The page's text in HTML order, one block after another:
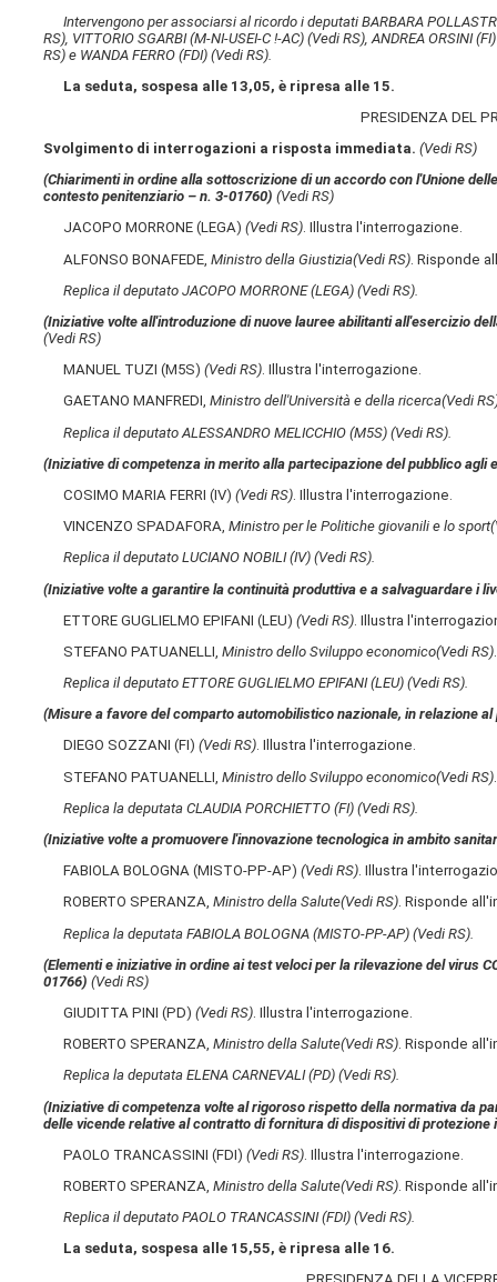
Intervengono per associarsi al ricordo i deputati BARBARA
RS) , VITTORIO SGARBI (M-NI-USEI-C !-AC)(Vedi RS) , ANDREA ORSINI
RS) e WANDA FERRO (FDI)(Vedi RS)
La seduta, sospesa alle 13,05, è ripresa alle 15.
PRESIDENZA DEL
Svolgimento di interrogazioni a risposta immediata. (Vedi RS)
(Chiarimenti in ordine alla sottoscrizione di un accordo con l'Unione
contesto penitenziario – n. 3-01760) (Vedi RS)
JACOPO MORRONE (LEGA)(Vedi RS). Illustra l'interrogazione.
ALFONSO BONAFEDE,Ministro della Giustizia(Vedi RS) . Risponde
Replica il deputato JACOPO MORRONE (LEGA)(Vedi RS)
(Iniziative volte all'introduzione di nuove lauree abilitanti all'esercizio
(Vedi RS)
MANUEL TUZI (M5S)(Vedi RS). Illustra l'interrogazione.
GAETANO MANFREDI,Ministro dell'Università e della ricerca(Vedi
Replica il deputato ALESSANDRO MELICCHIO (M5S)(Vedi RS)
(Iniziative di competenza in merito alla partecipazione del pubblico
COSIMO MARIA FERRI (IV)(Vedi RS) . Illustra l'interrogazione.
VINCENZO SPADAFORA,Ministro per le Politiche giovanili e lo sport
Replica il deputato LUCIANO NOBILI (IV)(Vedi RS).
(Iniziative volte a garantire la continuità produttiva e a salvaguardare i
ETTORE GUGLIELMO EPIFANI (LEU)(Vedi RS) . Illustra
STEFANO PATUANELLI,Ministro dello Sviluppo economico(Vedi RS)
Replica il deputato ETTORE GUGLIELMO EPIFANI (LEU)(Vedi RS).
(Misure a favore del comparto automobilistico nazionale, in relazione
DIEGO SOZZANI (FI)(Vedi RS). Illustra l'interrogazione.
STEFANO PATUANELLI,Ministro dello Sviluppo economico(Vedi RS)
Replica la deputata CLAUDIA PORCHIETTO (FI)(Vedi RS)
(Iniziative volte a promuovere l'innovazione tecnologica in ambito
FABIOLA BOLOGNA (MISTO-PP-AP)(Vedi RS). Illustra
ROBERTO SPERANZA,Ministro della Salute(Vedi RS). Risponde
Replica la deputata FABIOLA BOLOGNA (MISTO-PP-AP)(Vedi RS)
(Elementi e iniziative in ordine ai test veloci per la rilevazione del virus
01766) (Vedi RS)
GIUDITTA PINI (PD)(Vedi RS) . Illustra l'interrogazione.
ROBERTO SPERANZA,Ministro della Salute(Vedi RS). Risponde
Replica la deputata ELENA CARNEVALI (PD)(Vedi RS).
(Iniziative di competenza volte al rigoroso rispetto della normativa da
delle vicende relative al contratto di fornitura di dispositivi di
PAOLO TRANCASSINI (FDI)(Vedi RS) . Illustra l'interrogazione.
ROBERTO SPERANZA,Ministro della Salute(Vedi RS) . Risponde
Replica il deputato PAOLO TRANCASSINI (FDI)(Vedi RS).
La seduta, sospesa alle 15,55, è ripresa alle 16.